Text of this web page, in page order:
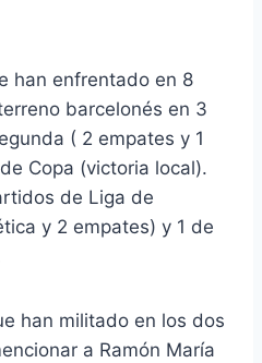
han enfrentado en 8
barcelonés en 3
( 2 empates y 1
Copa (victoria local).
de Liga de
y 2 empates) y 1 de
han militado en los dos
a Ramón María